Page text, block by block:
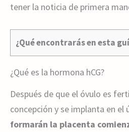
tener la noticia de primera
¿Qué encontrarás en esta
¿Qué es la hormona hCG?
Después de que el óvulo es
concepción y se implanta en el
formarán la placenta